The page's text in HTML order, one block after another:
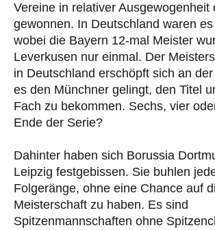
Vereine in relativer Ausgewogenheit
gewonnen. In Deutschland waren
wobei die Bayern 12-mal Meister
Leverkusen nur einmal. Der
in Deutschland erschöpft sich an
es den Münchner gelingt, den Titel
Fach zu bekommen. Sechs, vier
Ende der Serie?
Dahinter haben sich Borussia
Leipzig festgebissen. Sie buhlen
Folgeränge, ohne eine Chance auf
Meisterschaft zu haben. Es sind
Spitzenmannschaften ohne